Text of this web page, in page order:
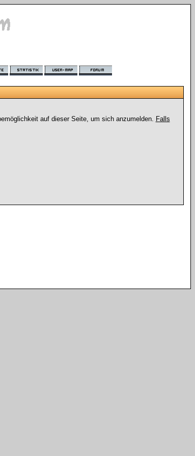
auf dieser Seite, um sich anzumelden. Falls